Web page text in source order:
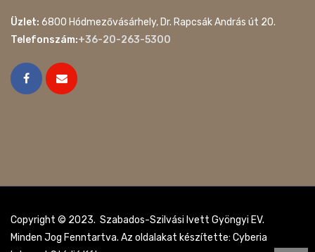
Üzlet: 6800 Hódmezővásárhely, Dr. Rapcsák András út 20.
Telefonszám:+36-20-263-5300
Copyright © 2023. Szabados-Szilvási Ivett Gyöngyi EV.
Minden Jog Fenntartva. Az oldalakat készítette: Cyberia